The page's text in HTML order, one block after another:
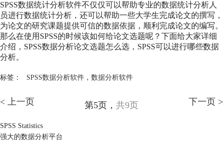
SPSS数据统计分析软件不仅仅可以帮助专业的数据统计分析人
员进行数据统计分析，还可以帮助一些大学生完成论文的撰写，
为论文的研究课题提供可信的数据依据，顺利完成论文的编写。
那么在使用SPSS的时候该如何给论文选题呢？下面给大家详细
介绍，SPSS数据分析论文选题怎么选，SPSS可以进行哪些数据
分析。
标签： SPSS数据分析软件， 数据分析软件
< 上一页 第5页， 共9页 下一页 >
SPSS Statistics
强大的数据分析平台